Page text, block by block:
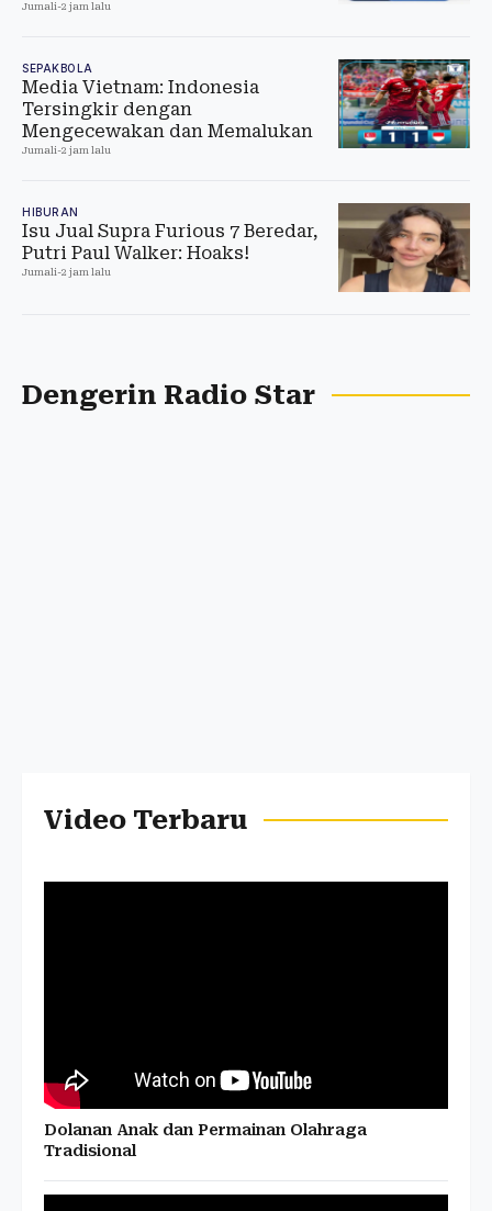
Jumali-2 jam lalu
SEPAKBOLA
Media Vietnam: Indonesia
Tersingkir dengan
Mengecewakan dan Memalukan
Jumali-2 jam lalu
HIBURAN
Isu Jual Supra Furious 7 Beredar,
Putri Paul Walker: Hoaks!
Jumali-2 jam lalu
Dengerin Radio Star
Video Terbaru
Dolanan Anak dan Permainan Olahraga
Tradisional